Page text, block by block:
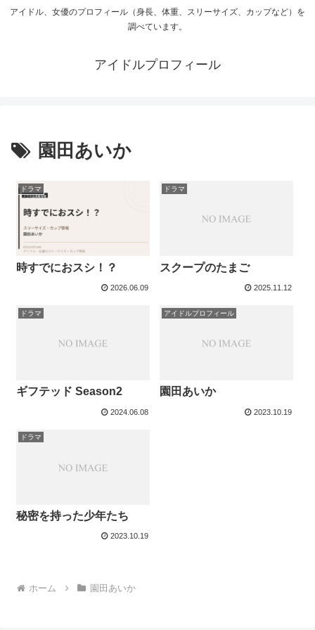
アイドル、女優のプロフィール（身長、体重、スリーサイズ、カップなど）を
調べています。
アイドルプロフィール
園田あいか
ドラマ
時すでにおスシ！？
2026.06.09
ドラマ
スクープのたまご
2025.11.12
ドラマ
ギフテッド Season2
2024.06.08
アイドルプロフィール
園田あいか
2023.10.19
ドラマ
秘密を持った少年たち
2023.10.19
ホーム 園田あいか